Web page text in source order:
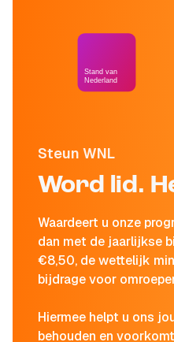
Steun WNL
Word lid.
Waardeert u onze
dan met de jaarlijkse
€8,50, de wettelijk
bijdrage voor
Hiermee helpt u ons
behouden en
Stand van
Nederland